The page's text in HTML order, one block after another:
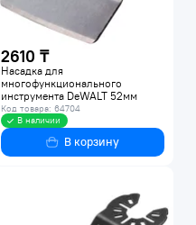
2610 ₸
Насадка для
многофункционального
инструмента DeWALT 52мм
DT20714-QZ
Код товара: 64704
В наличии
В корзину